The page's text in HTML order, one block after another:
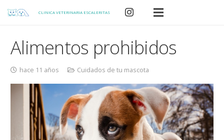
CLINICA VETERINARIA ESCALERITAS
Alimentos prohibidos
hace 11 años Cuidados de tu mascota